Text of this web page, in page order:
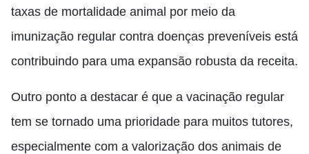
taxas de mortalidade animal por meio da
imunização regular contra doenças preveníveis está
contribuindo para uma expansão robusta da receita.
Outro ponto a destacar é que a vacinação regular
tem se tornado uma prioridade para muitos tutores,
especialmente com a valorização dos animais de